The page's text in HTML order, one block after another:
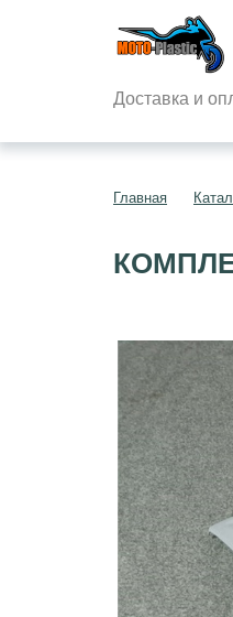
Доставка и
Главная